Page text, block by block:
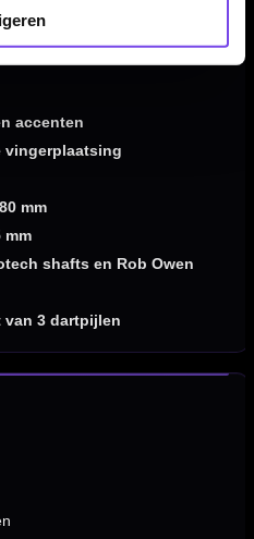
accenten
vingerplaatsing
mm
mm
shafts en Rob Owen
van 3 dartpijlen